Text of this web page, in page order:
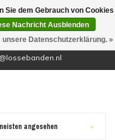
(0)
angesehen
Sie dem Gebrauch von Cookies
Nachricht Ausblenden
Datenschutzerklärung. »